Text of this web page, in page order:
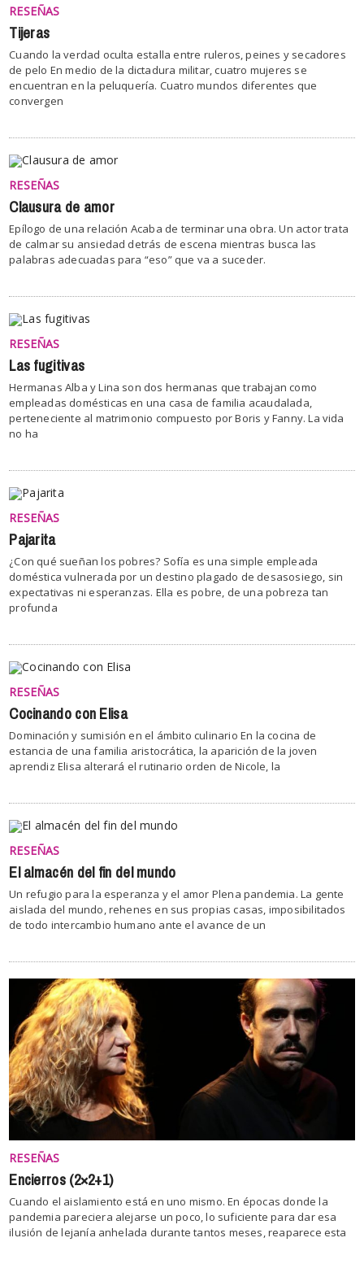
RESEÑAS
Tijeras
Cuando la verdad oculta estalla entre ruleros, peines y secadores
de pelo En medio de la dictadura militar, cuatro mujeres se
encuentran en la peluquería. Cuatro mundos diferentes que
convergen
RESEÑAS
Clausura de amor
Epílogo de una relación Acaba de terminar una obra. Un actor trata
de calmar su ansiedad detrás de escena mientras busca las
palabras adecuadas para “eso” que va a suceder.
RESEÑAS
Las fugitivas
Hermanas Alba y Lina son dos hermanas que trabajan como
empleadas domésticas en una casa de familia acaudalada,
perteneciente al matrimonio compuesto por Boris y Fanny. La vida
no ha
RESEÑAS
Pajarita
¿Con qué sueñan los pobres? Sofía es una simple empleada
doméstica vulnerada por un destino plagado de desasosiego, sin
expectativas ni esperanzas. Ella es pobre, de una pobreza tan
profunda
RESEÑAS
Cocinando con Elisa
Dominación y sumisión en el ámbito culinario En la cocina de
estancia de una familia aristocrática, la aparición de la joven
aprendiz Elisa alterará el rutinario orden de Nicole, la
RESEÑAS
El almacén del fin del mundo
Un refugio para la esperanza y el amor Plena pandemia. La gente
aislada del mundo, rehenes en sus propias casas, imposibilitados
de todo intercambio humano ante el avance de un
RESEÑAS
Encierros (2×2+1)
Cuando el aislamiento está en uno mismo. En épocas donde la
pandemia pareciera alejarse un poco, lo suficiente para dar esa
ilusión de lejanía anhelada durante tantos meses, reaparece esta